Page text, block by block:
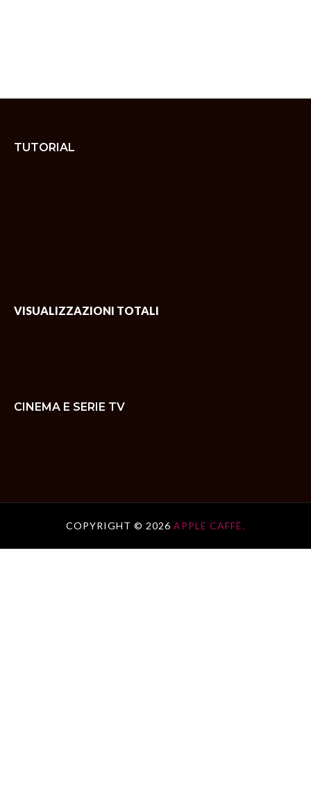
TUTORIAL
VISUALIZZAZIONI TOTALI
CINEMA E SERIE TV
COPYRIGHT © 2026 APPLE CAFFÈ.